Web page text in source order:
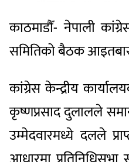
काठमाडौँ- नेपाली
समितिको बैठक
कांग्रेस केन्द्रीय
कृष्णप्रसाद दुलालले
उम्मेदवारमध्ये दलले